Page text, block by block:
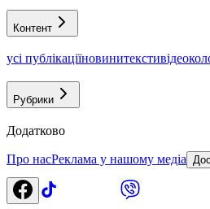
Контент
усі публікаціїновинитекстивідео
Рубрики
Додатково
Про насРеклама у нашому медіа